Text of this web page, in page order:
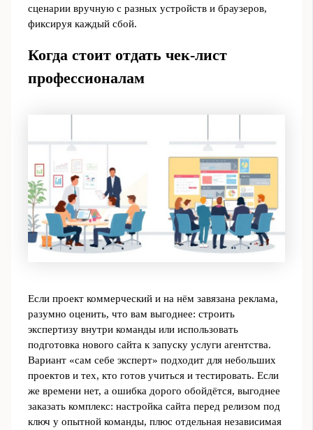
сценарии вручную с разных устройств и браузеров,
фиксируя каждый сбой.
Когда стоит отдать чек-лист
профессионалам
Если проект коммерческий и на нём завязана реклама,
разумно оценить, что вам выгоднее: строить
экспертизу внутри команды или использовать
подготовка нового сайта к запуску услуги агентства.
Вариант «сам себе эксперт» подходит для небольших
проектов и тех, кто готов учиться и тестировать. Если
же времени нет, а ошибка дорого обойдётся, выгоднее
заказать комплекс: настройка сайта перед релизом под
ключ у опытной команды, плюс отдельная независимая